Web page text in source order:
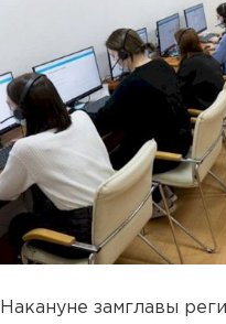
Накануне замглавы